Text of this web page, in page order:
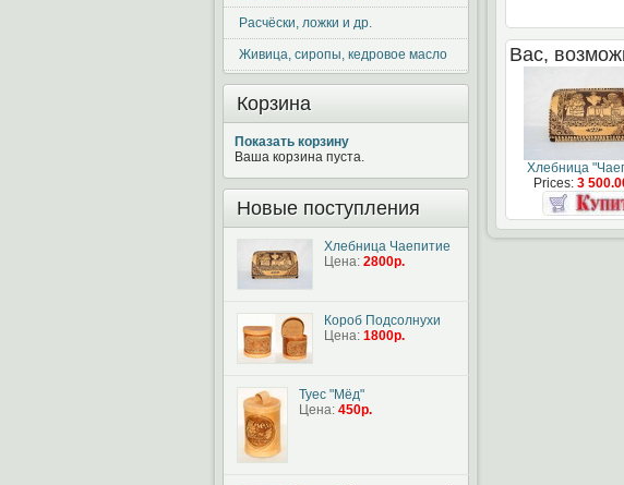
Расчёски, ложки и др.
Живица, сиропы, кедровое масло
Корзина
Показать корзину
Ваша корзина пуста.
Новые поступления
Хлебница Чаепитие
Цена: 2800р.
Короб Подсолнухи
Цена: 1800р.
Туес "Мёд"
Цена: 450р.
Вас,
Хлебница
Prices: 3